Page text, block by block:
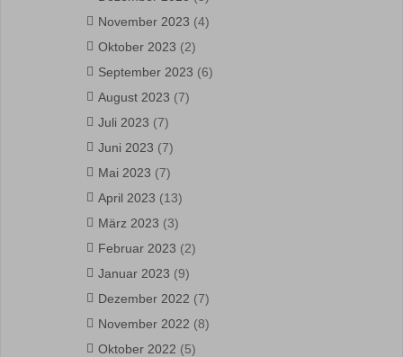
November 2023 (4)
Oktober 2023 (2)
September 2023 (6)
August 2023 (7)
Juli 2023 (7)
Juni 2023 (7)
Mai 2023 (7)
April 2023 (13)
März 2023 (3)
Februar 2023 (2)
Januar 2023 (9)
Dezember 2022 (7)
November 2022 (8)
Oktober 2022 (5)